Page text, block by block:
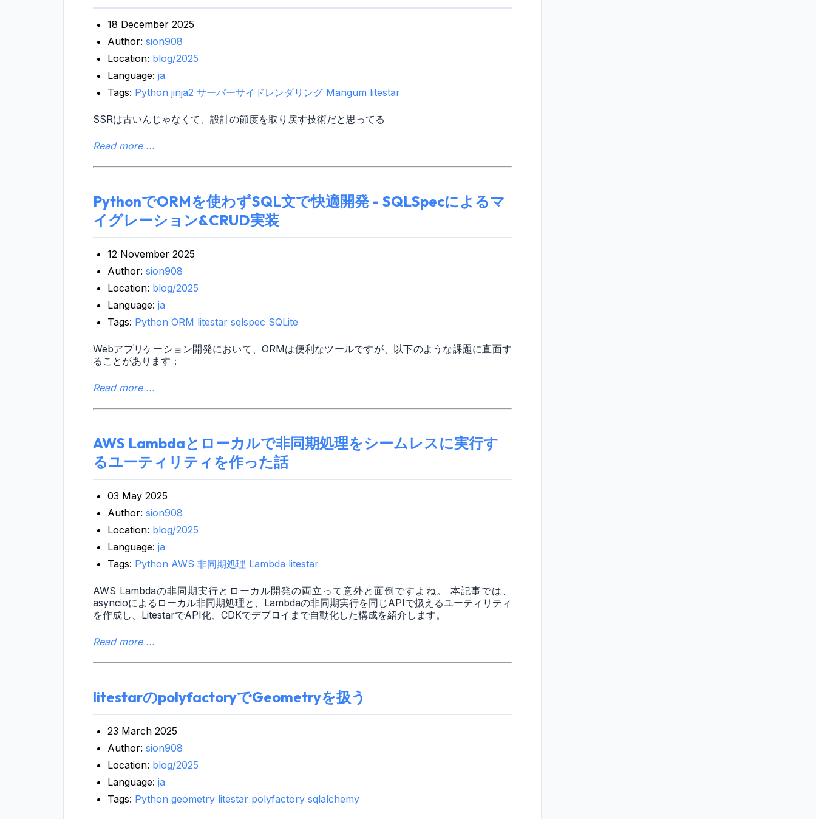
18 December 2025
Author: sion908
Location: blog/2025
Language: ja
Tags: Python jinja2 サーバーサイドレンダリング Mangum litestar
SSRは古いんじゃなくて、設計の節度を取り戻す技術だと思ってる
Read more ...
PythonでORMを使わずSQL文で快適開発 - SQLSpecによるマ
イグレーション&CRUD実装
12 November 2025
Author: sion908
Location: blog/2025
Language: ja
Tags: Python ORM litestar sqlspec SQLite
Webアプリケーション開発において、ORMは便利なツールですが、以下のような課題に直面す
ることがあります：
Read more ...
AWS Lambdaとローカルで非同期処理をシームレスに実行す
るユーティリティを作った話
03 May 2025
Author: sion908
Location: blog/2025
Language: ja
Tags: Python AWS 非同期処理 Lambda litestar
AWS Lambdaの非同期実行とローカル開発の両立って意外と面倒ですよね。 本記事では、
asyncioによるローカル非同期処理と、Lambdaの非同期実行を同じAPIで扱えるユーティリティ
を作成し、LitestarでAPI化、CDKでデプロイまで自動化した構成を紹介します。
Read more ...
litestarのpolyfactoryでGeometryを扱う
23 March 2025
Author: sion908
Location: blog/2025
Language: ja
Tags: Python geometry litestar polyfactory sqlalchemy